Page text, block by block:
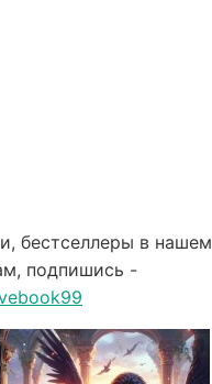
бестселлеры в нашем
подпишись -